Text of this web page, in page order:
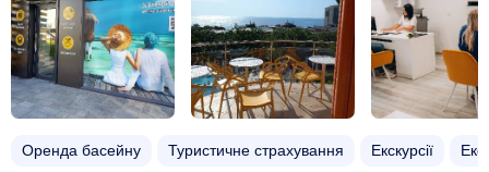
Оренда басейну Туристичне страхування Екскурсії